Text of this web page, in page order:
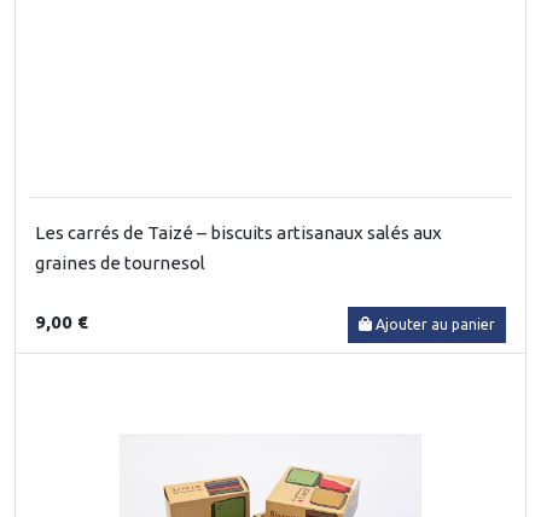
Les carrés de Taizé – biscuits artisanaux salés aux
graines de tournesol
9,00 € Ajouter au panier